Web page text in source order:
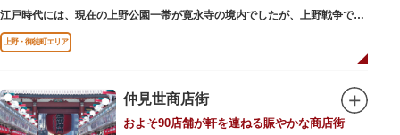
江戸時代には、現在の上野公園一帯が寛永寺の境内でしたが、上野戦争でそ
の多くを焼失。現在は根本中堂をはじめ開山堂（両大師）、不忍池辯天堂、
上野大仏（パゴダ）、輪王殿などの建造物が上野公園とその周辺に点在して
います。戦火を免れた輪王寺門跡御本坊表門、徳川将軍霊廟勅額門など重要
清水観音堂の舞台前に復元された「月の松」は、浮世絵師歌川広重の「名所
江戸百景」にも描かれていることで有名。丸い形の松から不忍池辯天堂を見
下ろす風流な景観は、絶好のフォトスポットとなっています。
上野・御徒町エリア
仲見世商店街
およそ90店舗が軒を連ねる賑やかな商店街